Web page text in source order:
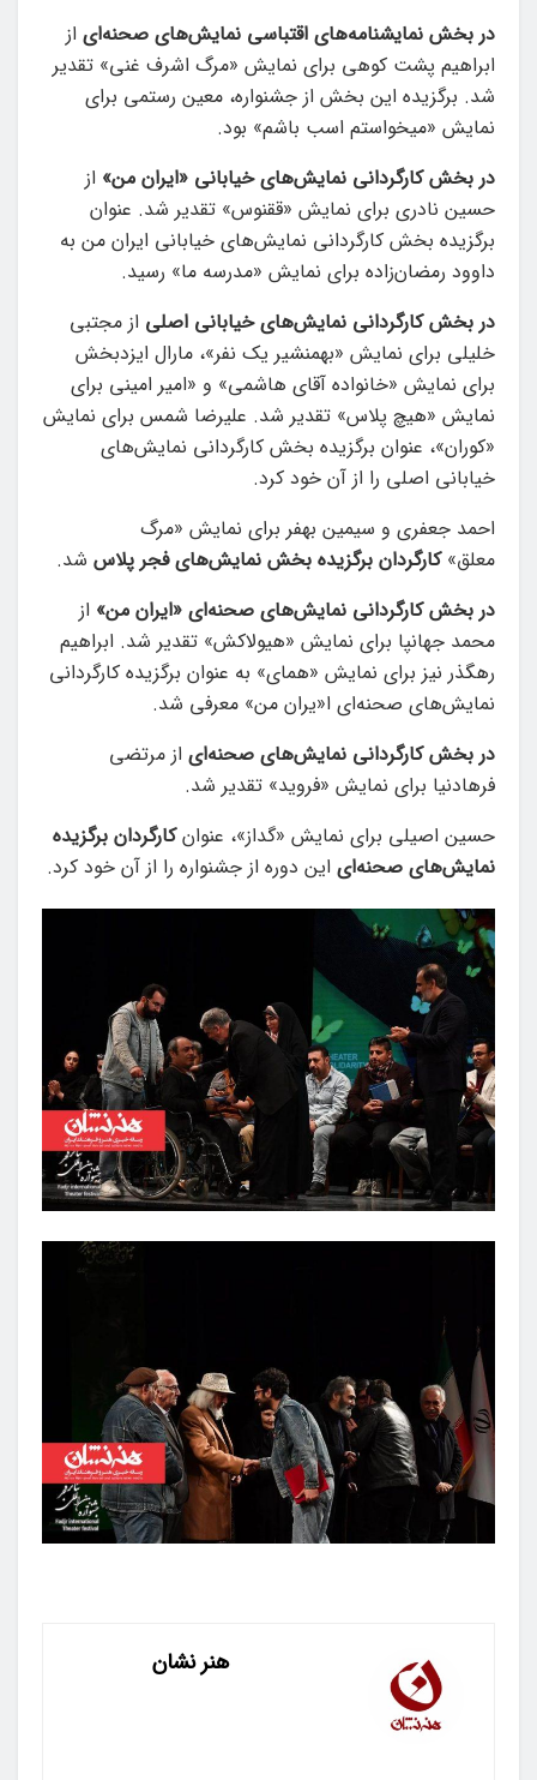
در بخش نمایشنامه‌های اقتباسی نمایش‌های صحنه‌ای از
ابراهیم پشت کوهی برای نمایش «مرگ اشرف غنی» تقدیر
شد. برگزیده این بخش از جشنواره، معین رستمی برای
نمایش «میخواستم اسب باشم» بود.
در بخش کارگردانی نمایش‌های خیابانی «ایران من» از
حسین نادری برای نمایش «ققنوس» تقدیر شد. عنوان
برگزیده بخش کارگردانی نمایش‌های خیابانی ایران من به
داوود رمضان‌زاده برای نمایش «مدرسه ما» رسید.
در بخش کارگردانی نمایش‌های خیابانی اصلی از مجتبی
خلیلی برای نمایش «بهمنشیر یک نفر»، مارال ایزدبخش
برای نمایش «خانواده آقای هاشمی» و «امیر امینی برای
نمایش «هیچ پلاس» تقدیر شد. علیرضا شمس برای نمایش
«کوران»، عنوان برگزیده بخش کارگردانی نمایش‌های
خیابانی اصلی را از آن خود کرد.
احمد جعفری و سیمین بهفر برای نمایش «مرگ
معلق»کارگردان برگزیده بخش نمایش‌های فجر پلاس شد.
در بخش کارگردانی نمایش‌های صحنه‌ای «ایران من» از
محمد جهانپا برای نمایش «هیولاکش» تقدیر شد. ابراهیم
رهگذر نیز برای نمایش «همای» به عنوان برگزیده کارگردانی
نمایش‌های صحنه‌ای ا«یران من» معرفی شد.
در بخش کارگردانی نمایش‌های صحنه‌ای از مرتضی
فرهادنیا برای نمایش «فروید» تقدیر شد.
حسین اصیلی برای نمایش «گداز»، عنوانکارگردان برگزیده
نمایش‌های صحنه‌ای این دوره از جشنواره را از آن خود کرد.
هنر نشان